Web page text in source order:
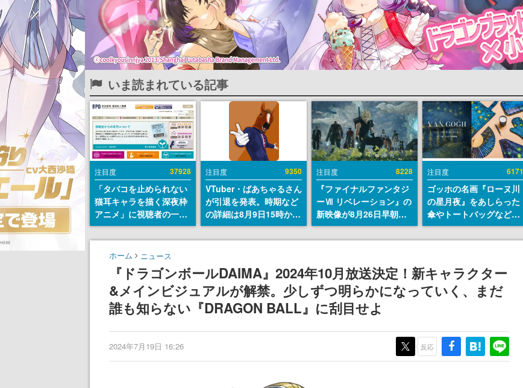
いま読まれている記事
注目度 37928
「タバコを止められない
猫耳キャラを描く深夜枠
アニメ」に視聴者の一部
から批判意見。違法薬物
の使用と思しき描写も含
めて、BPOが議論を交わ
注目度 9350
VTuber・ばあちゃるさん
が引退を発表。時期など
の詳細は8月9日15時から
の配信で説明
注目度 8228
『ファイナルファンタジ
ーⅦ リベレーション』の
新映像が8月26日早朝に
公開へ。『FF7』リメイ
クシリーズの完結編、
ニングナイトライブにて
ディレクターの浜口直樹
氏が登壇する予定
注目度 6171
ゴッホの名画『ローヌ川
の星月夜』をあしらった
傘やトートバッグなどが
登場。8月7日21時より2
日間限定で予約販売
ホーム ニュース
『ドラゴンボールDAIMA』2024年10月放送決定！新キャラクター
&メインビジュアルが解禁。少しずつ明らかになっていく、まだ
誰も知らない『DRAGON BALL』に刮目せよ
2024年7月19日 16:26 反応